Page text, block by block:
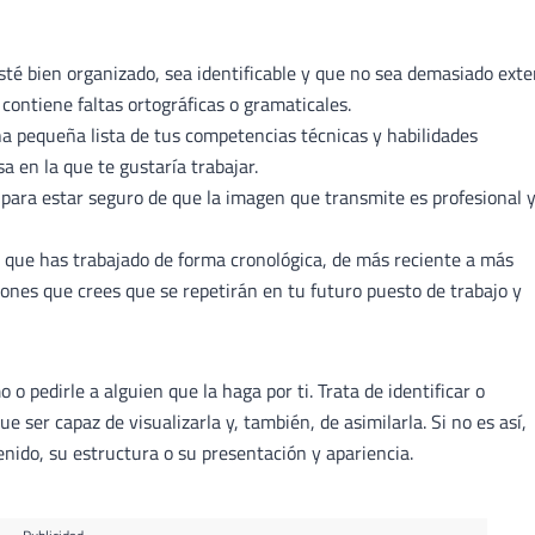
bien organizado, sea identificable y que no sea demasiado
faltas ortográficas o gramaticales.
pequeña lista de tus competencias técnicas y habilidades
en la que te gustaría trabajar.
estar seguro de que la imagen que transmite es profesional y
has trabajado de forma cronológica, de más reciente a más
que crees que se repetirán en tu futuro puesto de trabajo y
pedirle a alguien que la haga por ti. Trata de identificar o
ser capaz de visualizarla y, también, de asimilarla. Si no es así,
su estructura o su presentación y apariencia.